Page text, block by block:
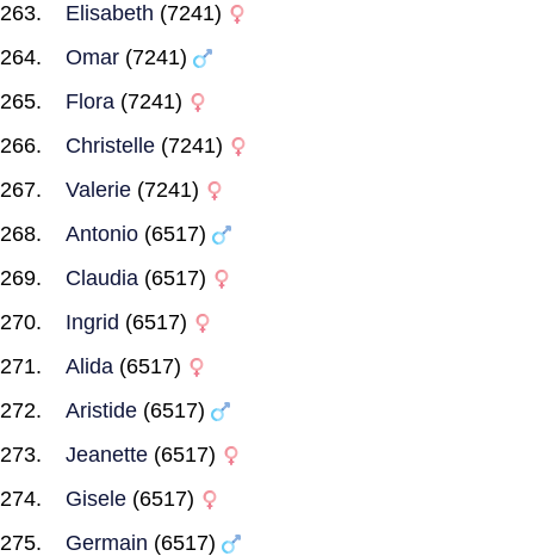
Elisabeth (7241)
Omar (7241)
Flora (7241)
Christelle (7241)
Valerie (7241)
Antonio (6517)
Claudia (6517)
Ingrid (6517)
Alida (6517)
Aristide (6517)
Jeanette (6517)
Gisele (6517)
Germain (6517)